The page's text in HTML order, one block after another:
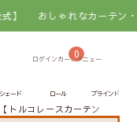
れなカーテン・オーダーカ
0
シェード ロール ブラインド
【トルコレースカーテン】ジャ